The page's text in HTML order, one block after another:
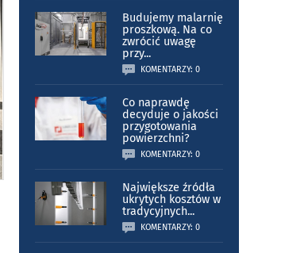
Budujemy malarnię
proszkową. Na co
zwrócić uwagę
przy...
KOMENTARZY: 0
Co naprawdę
decyduje o jakości
przygotowania
powierzchni?
KOMENTARZY: 0
Największe źródła
ukrytych kosztów w
tradycyjnych...
KOMENTARZY: 0